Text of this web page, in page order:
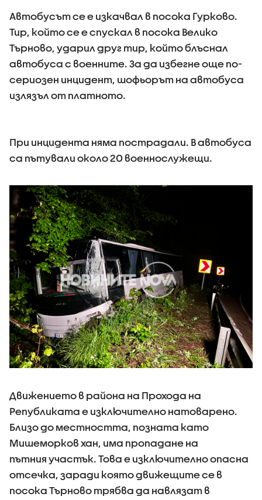
Автобусът се е изкачвал в посока Гурково.
Тир, който се е спускал в посока Велико
Търново, ударил друг тир, който блъснал
автобуса с военните. За да избегне още по-
сериозен инцидент, шофьорът на автобуса
излязъл от платното.
При инцидента няма пострадали. В автобуса
са пътували около 20 военнослужещи.
Движението в района на Прохода на
Републиката е изключително натоварено.
Близо до местността, позната като
Мишеморков хан, има пропадане на
пътния участък. Това е изключително опасна
отсечка, заради която движещите се в
посока Търново трябва да навлязат в